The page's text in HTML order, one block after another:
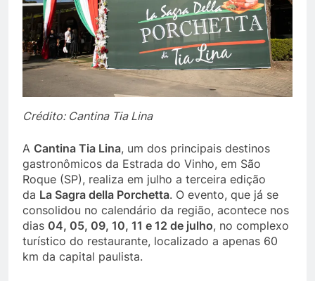
Crédito: Cantina Tia Lina
A Cantina Tia Lina, um dos principais destinos
gastronômicos da Estrada do Vinho, em São
Roque (SP), realiza em julho a terceira edição
da La Sagra della Porchetta. O evento, que já se
consolidou no calendário da região, acontece nos
dias 04, 05, 09, 10, 11 e 12 de julho, no complexo
turístico do restaurante, localizado a apenas 60
km da capital paulista.